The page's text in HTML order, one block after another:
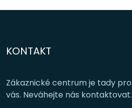
KONTAKT
Zákaznické centrum je tady pro
vás. Neváhejte nás kontaktovat.